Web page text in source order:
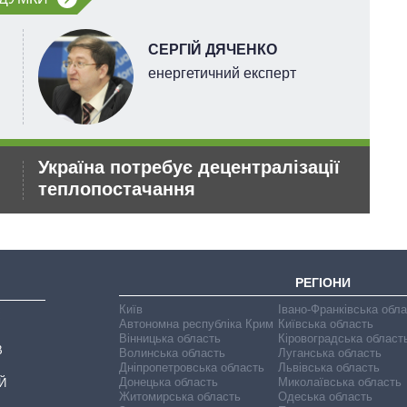
СЕРГІЙ ДЯЧЕНКО
енергетичний експерт
Україна потребує децентралізації
теплопостачання
РЕГІОНИ
Київ
Автономна республіка Крим
Вінницька область
Волинська область
Дніпропетровська область
Донецька область
Житомирська область
Івано-Франківська
Київська область
Кіровоградська
Луганська область
Львівська область
Миколаївська область
Одеська область